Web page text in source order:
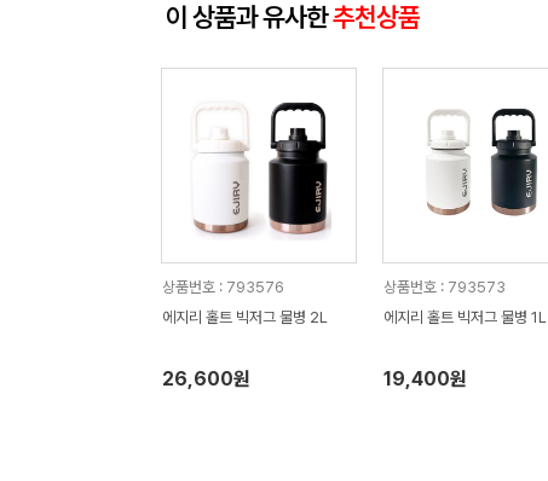
이 상품과 유사한추천상품
상품번호 : 793576
에지리 홀트 빅저그 물병 2L
26,600원
상품번호 : 793573
에지리 홀트 빅저그 물병 1L
19,400원